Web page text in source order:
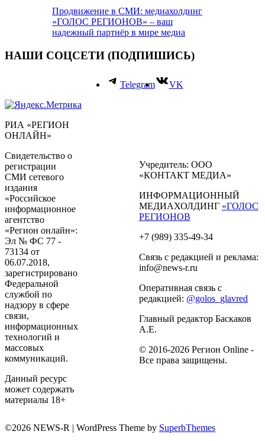
Продвижение в СМИ: медиахолдинг
«ГОЛОС РЕГИОНОВ» – ваш
надежный партнёр в мире медиа
НАШИ СОЦСЕТИ (ПОДПИШИСЬ)
Telegram VK
РИА «РЕГИОН
ОНЛАЙН»
Свидетельство о
регистрации
СМИ сетевого
издания
«Российское
информационное
агентство
«Регион онлайн»:
Эл № ФС 77 -
73134 от
06.07.2018,
зарегистрировано
Федеральной
службой по
надзору в сфере
связи,
информационных
технологий и
массовых
коммуникаций.
Данный ресурс
может содержать
материалы 18+
Учредитель: ООО
«КОНТАКТ МЕДИА»
ИНФОРМАЦИОННЫЙ
МЕДИАХОЛДИНГ «ГОЛОС
РЕГИОНОВ
+7 (989) 335-49-34
Связь с редакцией и реклама:
info@news-r.ru
Оперативная связь с
редакцией: @golos_glavred
Главный редактор Баскаков
А.Е.
© 2016-2026 Регион Online -
Все права защищены.
©2026 NEWS-R | WordPress Theme by SuperbThemes